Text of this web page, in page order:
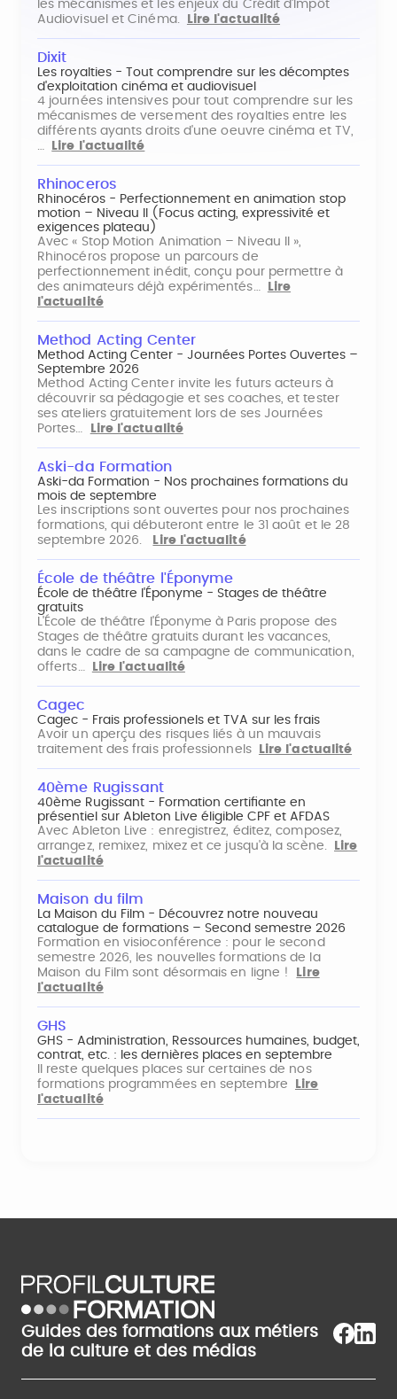
les mécanismes et les enjeux du Crédit d'Impôt
Audiovisuel et Cinéma.
Lire l'actualité
Dixit
Les royalties - Tout comprendre sur les décomptes
d'exploitation cinéma et audiovisuel
4 journées intensives pour tout comprendre sur les
mécanismes de versement des royalties entre les
différents ayants droits d'une oeuvre cinéma et TV,
Lire l'actualité
Rhinoceros
Rhinocéros - Perfectionnement en animation stop
motion – Niveau II (Focus acting, expressivité et
exigences plateau)
Avec « Stop Motion Animation – Niveau II »,
Rhinocéros propose un parcours de
perfectionnement inédit, conçu pour permettre à
des animateurs déjà expérimentés…
Lire
l'actualité
Method Acting Center
Method Acting Center - Journées Portes Ouvertes –
Septembre 2026
Method Acting Center invite les futurs acteurs à
découvrir sa pédagogie et ses coaches, et tester
ses ateliers gratuitement lors de ses Journées
Portes…
Lire l'actualité
Aski-da Formation
Aski-da Formation - Nos prochaines formations du
mois de septembre
Les inscriptions sont ouvertes pour nos prochaines
formations, qui débuteront entre le 31 août et le 28
septembre 2026.
Lire l'actualité
École de théâtre l'Éponyme
École de théâtre l'Éponyme - Stages de théâtre
gratuits
L'École de théâtre l'Éponyme à Paris propose des
Stages de théâtre gratuits durant les vacances,
dans le cadre de sa campagne de communication,
offerts…
Lire l'actualité
Cagec
Cagec - Frais professionels et TVA sur les frais
Avoir un aperçu des risques liés à un mauvais
traitement des frais professionnels
Lire l'actualité
40ème Rugissant
40ème Rugissant - Formation certifiante en
présentiel sur Ableton Live éligible CPF et AFDAS
Avec Ableton Live : enregistrez, éditez, composez,
arrangez, remixez, mixez et ce jusqu'à la scène.
Lire
l'actualité
Maison du film
La Maison du Film - Découvrez notre nouveau
catalogue de formations – Second semestre 2026
Formation en visioconférence : pour le second
semestre 2026, les nouvelles formations de la
Maison du Film sont désormais en ligne !
Lire
l'actualité
GHS
GHS - Administration, Ressources humaines, budget,
contrat, etc. : les dernières places en septembre
Il reste quelques places sur certaines de nos
formations programmées en septembre
Lire
l'actualité
Guides des formations aux métiers
de la culture et des médias